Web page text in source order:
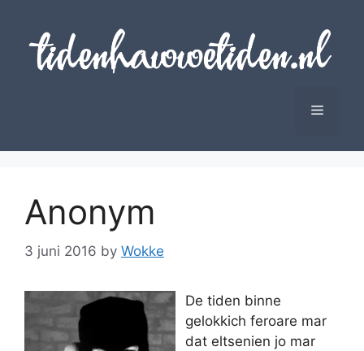
content
Menu
Anonym
3 juni 2016 by Wokke
De tiden binne
gelokkich feroare mar
dat eltsenien jo mar